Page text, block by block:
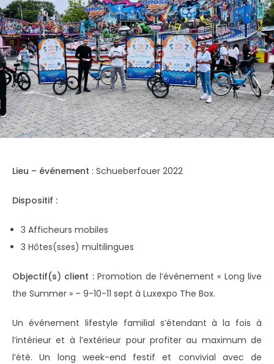
Lieu – événement : Schueberfouer 2022
Dispositif :
3 Afficheurs mobiles
3 Hôtes(sses) multilingues
Objectif(s) client :Promotion de l’événement « Long live
the Summer » – 9-10-11 sept à Luxexpo The Box.
Un événement lifestyle familial s’étendant à la fois à
l’intérieur et à l’extérieur pour profiter au maximum de
l’été. Un long week-end festif et convivial avec de